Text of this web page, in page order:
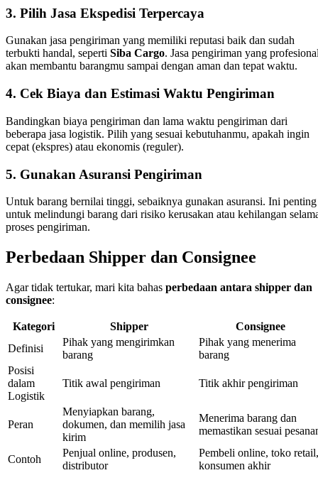
3. Pilih Jasa Ekspedisi Terpercaya
Gunakan jasa pengiriman yang memiliki reputasi baik dan sudah
terbukti handal, seperti Siba Cargo. Jasa pengiriman yang
akan membantu barangmu sampai dengan aman dan tepat waktu.
4. Cek Biaya dan Estimasi Waktu Pengiriman
Bandingkan biaya pengiriman dan lama waktu pengiriman dari
beberapa jasa logistik. Pilih yang sesuai kebutuhanmu, apakah ingin
cepat (ekspres) atau ekonomis (reguler).
5. Gunakan Asuransi Pengiriman
Untuk barang bernilai tinggi, sebaiknya gunakan asuransi. Ini penting
untuk melindungi barang dari risiko kerusakan atau kehilangan
proses pengiriman.
Perbedaan Shipper dan Consignee
Agar tidak tertukar, mari kita bahas perbedaan antara shipper dan
consignee:
Kategori Shipper
Consignee
Definisi
Pihak yang mengirimkan
barang
Pihak yang menerima
barang
Posisi
dalam
Logistik
Titik awal pengiriman Titik akhir pengiriman
Peran
Menyiapkan barang,
dokumen, dan memilih jasa
kirim
Menerima barang dan
memastikan sesuai
Contoh
Penjual online, produsen,
distributor
Pembeli online, toko retail,
konsumen akhir